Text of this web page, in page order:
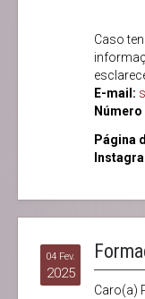
Caso
E-mail:
Página
04 Fev.
2025
Caro(a)